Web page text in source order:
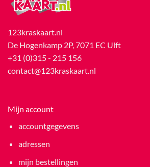
123kraskaart.nl
De Hogenkamp 2P, 7071 EC Ulft
+31 (0)315 - 215 156
contact@123kraskaart.nl
Mijn account
accountgegevens
adressen
mijn bestellingen